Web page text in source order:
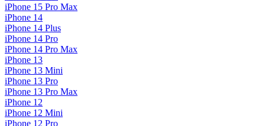
iPhone 15 Pro Max
iPhone 14
iPhone 14 Plus
iPhone 14 Pro
iPhone 14 Pro Max
iPhone 13
iPhone 13 Mini
iPhone 13 Pro
iPhone 13 Pro Max
iPhone 12
iPhone 12 Mini
iPhone 12 Pro